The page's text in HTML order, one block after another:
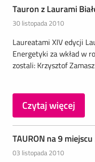
Tauron z Laurami
30 listopada 2010
Laureatami XIV edycji
Energetyki za wkład w
zostali: Krzysztof Zamasz
Czytaj więcej
TAURON na 9
03 listopada 2010